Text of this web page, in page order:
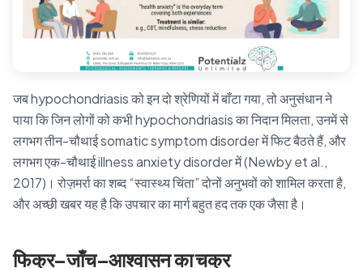
जब hypochondriasis को इन दो श्रेणियों में बाँटा गया, तो अनुसंधान ने
पाया कि जिन लोगों को कभी hypochondriasis का निदान मिलता, उनमें से
लगभग तीन-चौथाई somatic symptom disorder में फिट बैठते हैं, और
लगभग एक-चौथाई illness anxiety disorder में (Newby et al.,
2017)। रोज़मर्रा का शब्द “स्वास्थ्य चिंता” दोनों अनुभवों को शामिल करता है,
और अच्छी खबर यह है कि उपचार का मार्ग बहुत हद तक एक जैसा है।
फिक्र–जाँच–आश्वासन का चक्र